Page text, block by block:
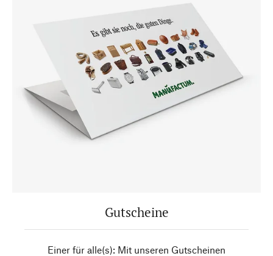
Gutscheine
Einer für alle(s): Mit unseren Gutscheinen